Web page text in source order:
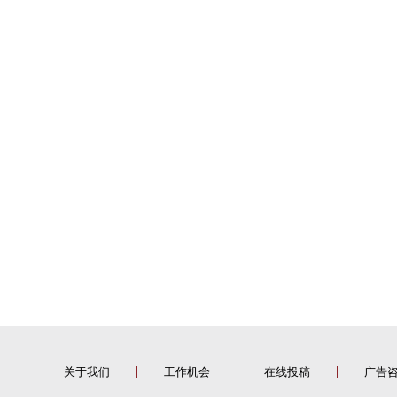
关于我们 工作机会 在线投稿 广告